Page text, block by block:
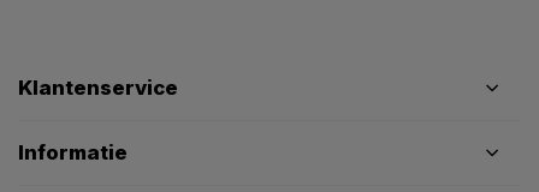
Klantenservice
Informatie